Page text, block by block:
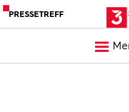
PRESSETREFF